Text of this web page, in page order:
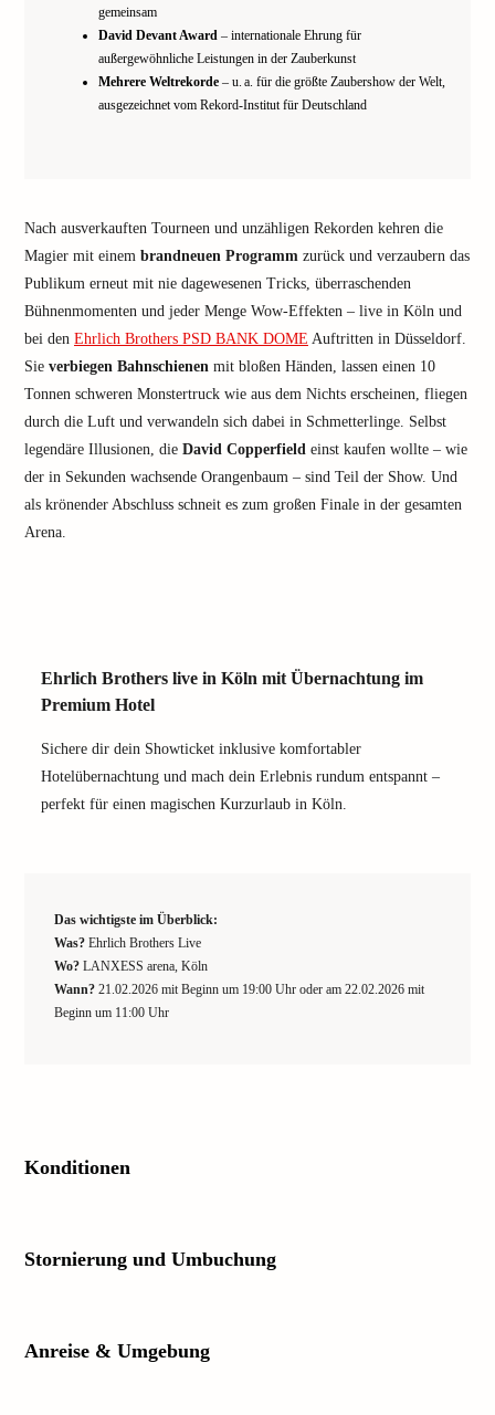
gemeinsam
David Devant Award – internationale Ehrung für
außergewöhnliche Leistungen in der Zauberkunst
Mehrere Weltrekorde – u. a. für die größte Zaubershow der Welt,
ausgezeichnet vom Rekord-Institut für Deutschland
Nach ausverkauften Tourneen und unzähligen Rekorden kehren die
Magier mit einem brandneuen Programm zurück und verzaubern das
Publikum erneut mit nie dagewesenen Tricks, überraschenden
Bühnenmomenten und jeder Menge Wow-Effekten – live in Köln und
bei den Ehrlich Brothers PSD BANK DOME Auftritten in Düsseldorf.
Sie verbiegen Bahnschienen mit bloßen Händen, lassen einen 10
Tonnen schweren Monstertruck wie aus dem Nichts erscheinen, fliegen
durch die Luft und verwandeln sich dabei in Schmetterlinge. Selbst
legendäre Illusionen, die David Copperfield einst kaufen wollte – wie
der in Sekunden wachsende Orangenbaum – sind Teil der Show. Und
als krönender Abschluss schneit es zum großen Finale in der gesamten
Arena.
Ehrlich Brothers live in Köln mit Übernachtung im
Premium Hotel
Sichere dir dein Showticket inklusive komfortabler
Hotelübernachtung und mach dein Erlebnis rundum entspannt –
perfekt für einen magischen Kurzurlaub in Köln.
Das wichtigste im Überblick:
Was? Ehrlich Brothers Live
Wo? LANXESS arena, Köln
Wann? 21.02.2026 mit Beginn um 19:00 Uhr oder am 22.02.2026 mit
Beginn um 11:00 Uhr
Konditionen
Stornierung und Umbuchung
Anreise & Umgebung